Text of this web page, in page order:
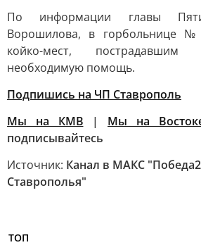
По информации главы
Ворошилова, в горбольнице
койко-мест,
необходимую помощь.
Подпишись на ЧП Ставрополь
Мы на КМВ | Мы на
подписывайтесь
Источник: Канал в МАКС
Ставрополья"
ТОП